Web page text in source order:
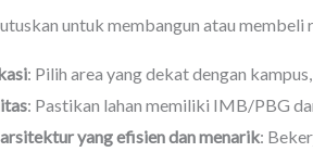
untuk membangun atau
: Pilih area yang dekat dengan
: Pastikan lahan memiliki IMB/PBG
yang efisien dan menarik: